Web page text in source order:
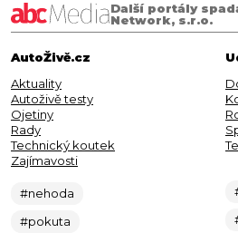
Další portály
Network, s.r.o.
AutoŽivě.cz
Aktuality
Autoživě testy
Ojetiny
Rady
Technický koutek
Zajímavosti
#nehoda
#pokuta